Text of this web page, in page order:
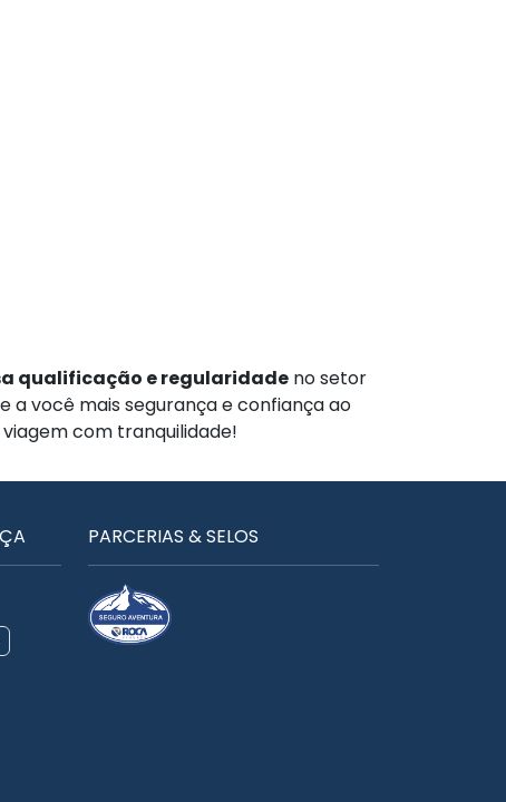
qualificação e regularidade no setor
a você mais segurança e confiança ao
com tranquilidade!
PARCERIAS & SELOS